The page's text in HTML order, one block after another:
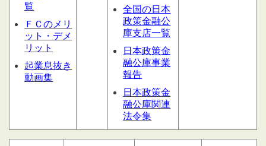
覧
ＦＣのメリ
ット・デメ
リット
起業息抜き
動画集
全国の日本
政策金融公
庫支店一覧
日本政策金
融公庫事業
報告
日本政策金
融公庫関連
法令集